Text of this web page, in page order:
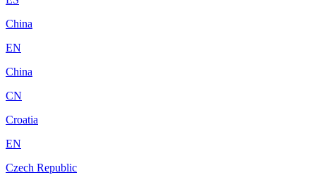
China
EN
China
CN
Croatia
EN
Czech Republic